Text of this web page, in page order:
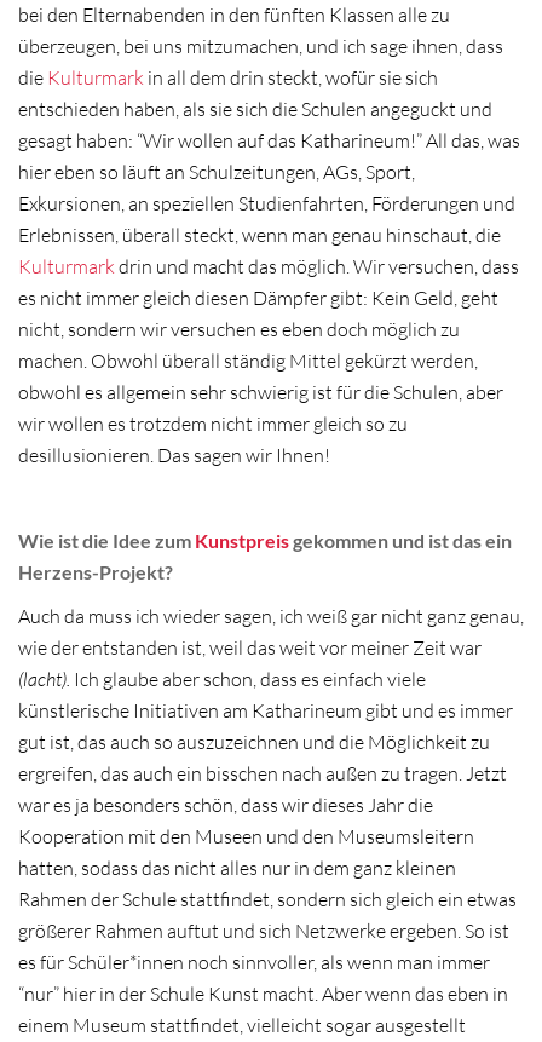
bei den Elternabenden in den fünften Klassen alle zu
überzeugen, bei uns mitzumachen, und ich sage ihnen, dass
die Kulturmark in all dem drin steckt, wofür sie sich
entschieden haben, als sie sich die Schulen angeguckt und
gesagt haben: “Wir wollen auf das Katharineum!” All das, was
hier eben so läuft an Schulzeitungen, AGs, Sport,
Exkursionen, an speziellen Studienfahrten, Förderungen und
Erlebnissen, überall steckt, wenn man genau hinschaut, die
Kulturmark drin und macht das möglich. Wir versuchen, dass
es nicht immer gleich diesen Dämpfer gibt: Kein Geld, geht
nicht, sondern wir versuchen es eben doch möglich zu
machen. Obwohl überall ständig Mittel gekürzt werden,
obwohl es allgemein sehr schwierig ist für die Schulen, aber
wir wollen es trotzdem nicht immer gleich so zu
desillusionieren. Das sagen wir Ihnen!
Wie ist die Idee zum Kunstpreisgekommen und ist das ein
Herzens-Projekt?
Auch da muss ich wieder sagen, ich weiß gar nicht ganz genau,
wie der entstanden ist, weil das weit vor meiner Zeit war
(lacht). Ich glaube aber schon, dass es einfach viele
künstlerische Initiativen am Katharineum gibt und es immer
gut ist, das auch so auszuzeichnen und die Möglichkeit zu
ergreifen, das auch ein bisschen nach außen zu tragen. Jetzt
war es ja besonders schön, dass wir dieses Jahr die
Kooperation mit den Museen und den Museumsleitern
hatten, sodass das nicht alles nur in dem ganz kleinen
Rahmen der Schule stattfindet, sondern sich gleich ein etwas
größerer Rahmen auftut und sich Netzwerke ergeben. So ist
es für Schüler*innen noch sinnvoller, als wenn man immer
“nur” hier in der Schule Kunst macht. Aber wenn das eben in
einem Museum stattfindet, vielleicht sogar ausgestellt